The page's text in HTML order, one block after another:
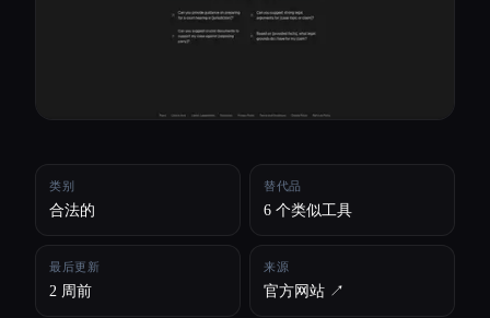
类别
合法的
替代品
6 个类似工具
最后更新
2 周前
来源
官方网站 ↗︎